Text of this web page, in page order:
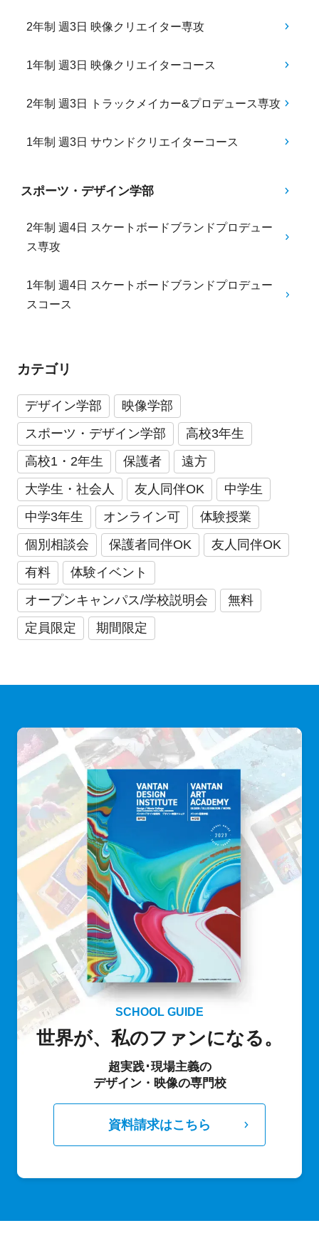
2年制 週3日 映像クリエイター専攻
1年制 週3日 映像クリエイターコース
2年制 週3日 トラックメイカー&プロデュース専攻
1年制 週3日 サウンドクリエイターコース
スポーツ・デザイン学部
2年制 週4日 スケートボードブランドプロデュー
ス専攻
1年制 週4日 スケートボードブランドプロデュー
スコース
カテゴリ
デザイン学部
映像学部
スポーツ・デザイン学部
高校3年生
高校1・2年生
保護者
遠方
大学生・社会人
友人同伴OK
中学生
中学3年生
オンライン可
体験授業
個別相談会
保護者同伴OK
友人同伴OK
有料
体験イベント
オープンキャンパス/学校説明会
無料
定員限定
期間限定
SCHOOL GUIDE
世界が、私のファンになる。
超実践･現場主義の
デザイン・映像の専門校
資料請求はこちら